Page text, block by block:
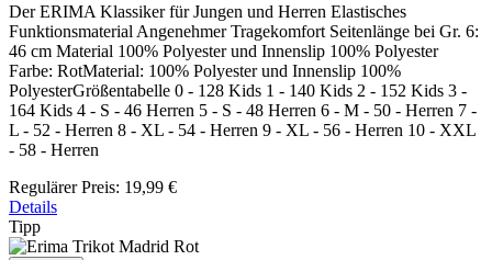
Der ERIMA Klassiker für Jungen und Herren Elastisches
Funktionsmaterial Angenehmer Tragekomfort Seitenlänge bei Gr. 6:
46 cm Material 100% Polyester und Innenslip 100% Polyester
Farbe: RotMaterial: 100% Polyester und Innenslip 100%
PolyesterGrößentabelle 0 - 128 Kids 1 - 140 Kids 2 - 152 Kids 3 -
164 Kids 4 - S - 46 Herren 5 - S - 48 Herren 6 - M - 50 - Herren 7 -
L - 52 - Herren 8 - XL - 54 - Herren 9 - XL - 56 - Herren 10 - XXL
- 58 - Herren
Regulärer Preis: 19,99 €
Details
Tipp